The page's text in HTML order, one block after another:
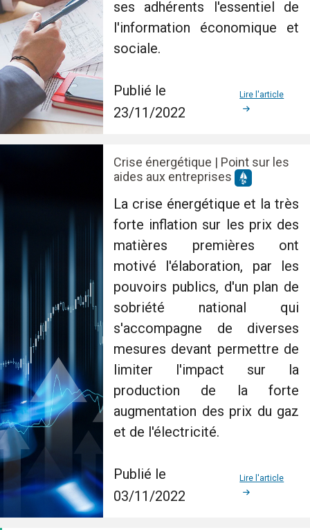
ses adhérents l'essentiel de
l'information économique et
sociale.
Publié le
23/11/2022
Lire l'article
Crise énergétique | Point sur les
aides aux entreprises
La crise énergétique et la très
forte inflation sur les prix des
matières premières ont
motivé l'élaboration, par les
pouvoirs publics, d'un plan de
sobriété national qui
s'accompagne de diverses
mesures devant permettre de
limiter l'impact sur la
production de la forte
augmentation des prix du gaz
et de l'électricité.
Publié le
03/11/2022
Lire l'article